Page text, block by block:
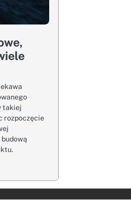
takiej
rozpoczęcie